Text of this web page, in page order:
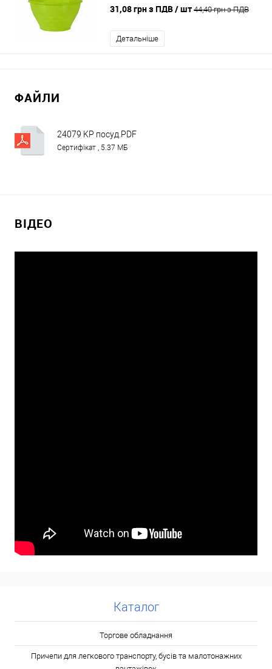
31,08 грн з ПДВ/ шт 44,40 грн з ПДВ
Детальніше
ФАЙЛИ
24079 KP посуд.PDF
Сертифікат , 5.37 МБ
ВІДЕО
Каталог
Торгове обладнання
Причепи для легкового транспорту, бусів та малотонажних